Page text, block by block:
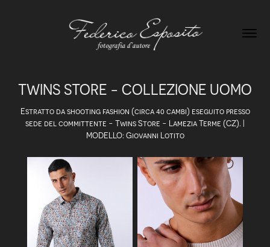
TWINS STORE - COLLEZIONE UOMO
Estratto da shooting fashion (circa 40 cambi) eseguito presso
sede del committente - Twins Store - Lamezia Terme (CZ). |
MODELLO: Giovanni Lotito